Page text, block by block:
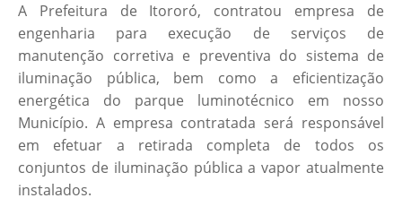
A Prefeitura de Itororó, contratou empresa de
engenharia para execução de serviços de
manutenção corretiva e preventiva do sistema de
iluminação pública, bem como a eficientização
energética do parque luminotécnico em nosso
Município. A empresa contratada será responsável
em efetuar a retirada completa de todos os
conjuntos de iluminação pública a vapor atualmente
instalados.